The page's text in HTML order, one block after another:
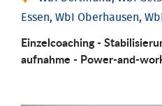
Essen, WbI Oberhausen,
Einzel­coaching -
aufnahme - Power-and-